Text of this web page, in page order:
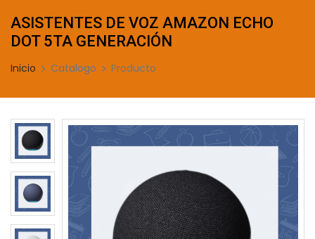
ASISTENTES DE VOZ AMAZON ECHO
DOT 5TA GENERACIÓN
Inicio Catalogo Producto